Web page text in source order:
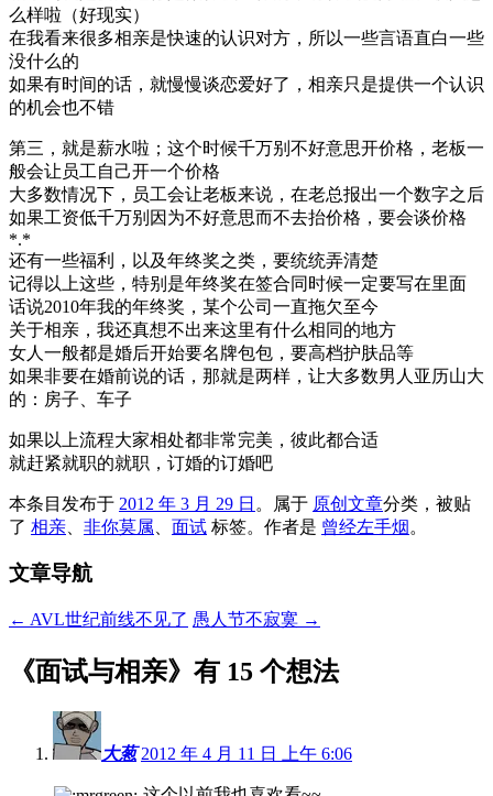
么样啦（好现实）
在我看来很多相亲是快速的认识对方，所以一些言语直白一些
没什么的
如果有时间的话，就慢慢谈恋爱好了，相亲只是提供一个认识
的机会也不错
第三，就是薪水啦；这个时候千万别不好意思开价格，老板一
般会让员工自己开一个价格
大多数情况下，员工会让老板来说，在老总报出一个数字之后
如果工资低千万别因为不好意思而不去抬价格，要会谈价格
*.*
还有一些福利，以及年终奖之类，要统统弄清楚
记得以上这些，特别是年终奖在签合同时候一定要写在里面
话说2010年我的年终奖，某个公司一直拖欠至今
关于相亲，我还真想不出来这里有什么相同的地方
女人一般都是婚后开始要名牌包包，要高档护肤品等
如果非要在婚前说的话，那就是两样，让大多数男人亚历山大
的：房子、车子
如果以上流程大家相处都非常完美，彼此都合适
就赶紧就职的就职，订婚的订婚吧
本条目发布于 2012 年 3 月 29 日 。属于 原创文章分类，被贴
了 相亲 非你莫属 面试 标签。 作者是 曾经左手烟。
文章导航
← AVL世纪前线不见了 愚人节不寂寞 →
《面试与相亲》有 15 个想法
大葱 2012 年 4 月 11 日 上午 6:06